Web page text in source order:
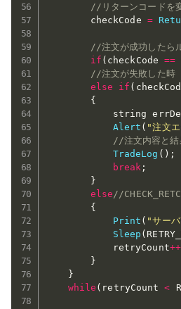
//リターンコードを
		checkCode
=
//注文が成功したら
if ( checkCode ==
//注文が失敗した時
else
if (
{
string
Alert ( "注文
//注文内容と結
TradeLog ( ) ;
break ;
}
else //
{
Print ( "サー
Sleep (
			retryCount
++
}
}
while ( retryCount <